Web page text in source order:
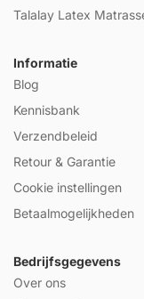
Talalay Latex
Informatie
Blog
Kennisbank
Verzendbeleid
Retour & Garantie
Cookie instellingen
Betaalmogelijkheden
Bedrijfsgegevens
Over ons